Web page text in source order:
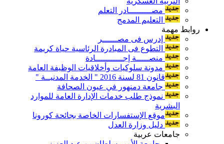
مصـــــــــادر التعلم
التعليم المدمج
روابط مهمة
إدرس فى مصــــــر
التطوع فى المبادرة الرئاسية حياة كريمة
منصـــــة إجـــــــــــادة
مدونة سلوكيات وأخلاقيات الوظيفة العامة
قانون 81 لسنة 2016 " الخدمة المدنيــة "
جامعة دمنهور في عيون الصحافة
نموذج طلب خدمات الإدارة العامة للموارد
البشرية
موقع الإستفسارات الخاصة بجائحة كورونا
دليل وزارة العدل
جامعات عربية